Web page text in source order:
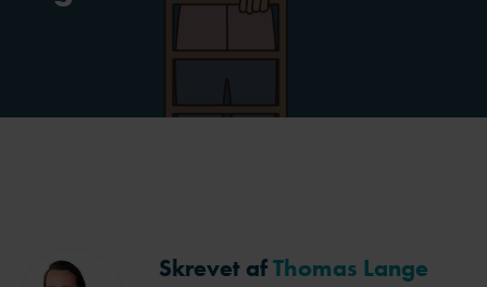
Skrevet afThomas Lange